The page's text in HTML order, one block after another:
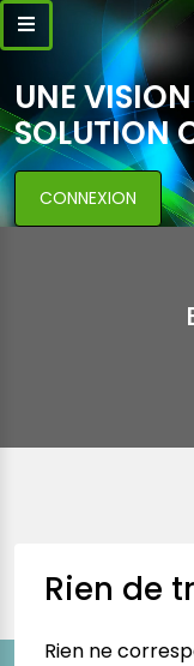
UNE
SOLUTION
CONNEXION
Rien de
Rien ne